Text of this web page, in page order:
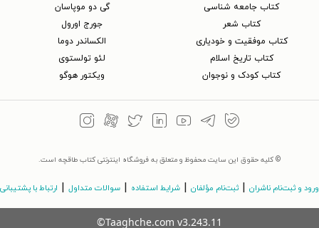
کتاب جامعه شناسی
کتاب شعر
کتاب موفقیت و خودیاری
کتاب تاریخ اسلام
کتاب کودک و نوجوان
گی دو موپاسان
جورج اورول
الکساندر دوما
لئو تولستوی
ویکتور هوگو
© کلیه حقوق این سایت محفوظ و متعلق به فروشگاه اینترنتی کتاب طاقچه است.
ورود و ثبت‌نام ناشران | ثبت‌نام مؤلفان | شرایط استفاده | سوالات متداول | ارتباط با پشتیبانی
©Taaghche.com v3.243.11